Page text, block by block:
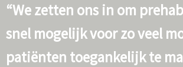
“We zetten ons in om
snel mogelijk voor zo veel
patiënten toegankelijk te